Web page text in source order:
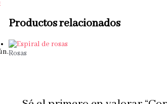
Productos relacionados
Rosas